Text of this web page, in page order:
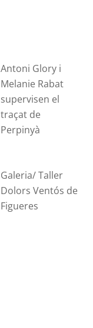
Antoni Glory i
Melanie Rabat
supervisen el
traçat de
Perpinyà
Galeria/ Taller
Dolors Ventós de
Figueres